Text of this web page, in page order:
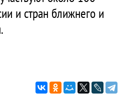
и стран ближнего и